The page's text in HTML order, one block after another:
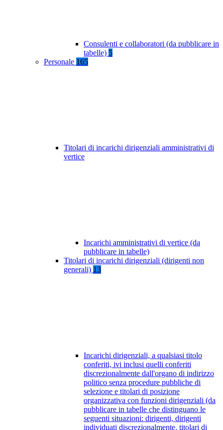
Consulenti e collaboratori (da pubblicare in
tabelle) 5
Personale 165
Titolari di incarichi dirigenziali amministrativi di
vertice
Incarichi amministrativi di vertice (da
pubblicare in tabelle)
Titolari di incarichi dirigenziali (dirigenti non
generali) 13
Incarichi dirigenziali, a qualsiasi titolo
conferiti, ivi inclusi quelli conferiti
discrezionalmente dall'organo di indirizzo
politico senza procedure pubbliche di
selezione e titolari di posizione
organizzativa con funzioni dirigenziali (da
pubblicare in tabelle che distinguano le
seguenti situazioni: dirigenti, dirigenti
individuati discrezionalmente, titolari di